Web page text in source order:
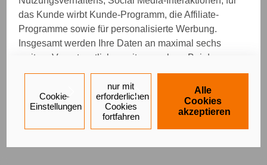
das Kunde wirbt Kunde-Programm, die Affiliate-
Programme sowie für personalisierte Werbung.
Insgesamt werden Ihre Daten an maximal sechs
weitere Verantwortliche weitergegeben. Bei dem
Einsatz der Dienste für Social Media-Interaktionen
und personalisierte Werbung werden regelmäßig
durch den jeweiligen Anbieter individuelle Profile
angelegt und mit Daten von anderen Webseiten zu
umfassenden Nutzungsprofilen von Ihnen
Alle
Cookies
akzeptieren
nur mit
erforderlichen
Cookies
fortfahren
Cookie-
Einstellungen